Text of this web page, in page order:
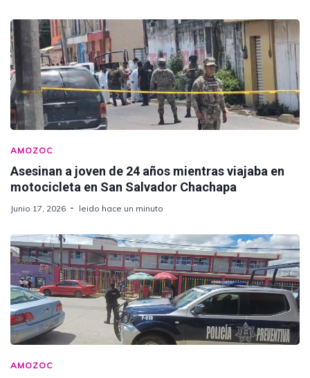
AMOZOC
Asesinan a joven de 24 años mientras viajaba en
motocicleta en San Salvador Chachapa
Junio 17, 2026 leido hace un minuto
AMOZOC